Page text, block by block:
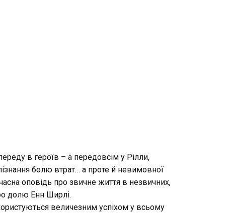
в героїв – а передовсім у Рілли,
болю втрат… а проте й невимовної
оповідь про звичне життя в незвичних,
долю Енн Ширлі.
величезним успіхом у всьому